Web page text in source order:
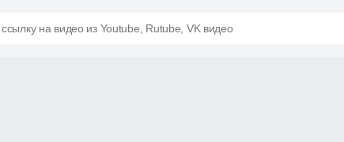
ссылку на видео из Youtube, Rutube, VK видео